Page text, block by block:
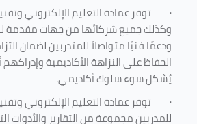
· توفر عمادة التعليم الإلكتروني
وكذلك جميع شركائها من جهات مقدمة
ودعمًا فنيًا متواصلاً للمتدربين لضمان
الحفاظ على النزاهة الأكاديمية وإدراكهم
يُشكل سوء سلوك أكاديمي.
· توفر عمادة التعليم الإلكتروني
للمدربين مجموعة من التقارير